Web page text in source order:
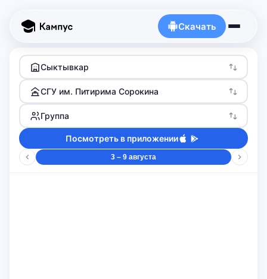
Скачать
Сыктывкар
СГУ им. Питирима Сорокина
Группа
Посмотреть в приложении
3 – 9 августа